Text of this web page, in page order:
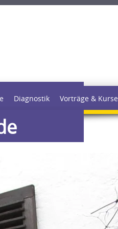
Diagnostik Vorträge & Kurse